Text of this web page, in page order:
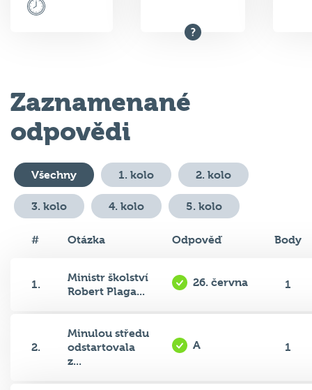
Zaznamenané
odpovědi
Všechny 1. kolo 2. kolo
3. kolo 4. kolo 5. kolo
# Otázka Odpověď Body
1.
Ministr školství
Robert Plaga...
26. června 1
2.
Minulou středu
odstartovala
z...
A 1